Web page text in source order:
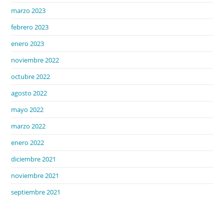
marzo 2023
febrero 2023
enero 2023
noviembre 2022
octubre 2022
agosto 2022
mayo 2022
marzo 2022
enero 2022
diciembre 2021
noviembre 2021
septiembre 2021